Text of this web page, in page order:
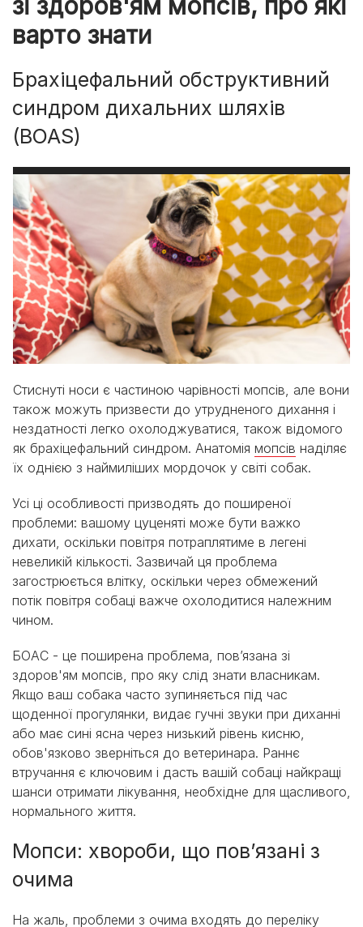
варто знати
Брахіцефальний обструктивний
синдром дихальних шляхів
(BOAS)
Стиснуті носи є частиною чарівності мопсів, але вони
також можуть призвести до утрудненого дихання і
нездатності легко охолоджуватися, також відомого
як брахіцефальний синдром. Анатомія мопсів наділяє
їх однією з наймиліших мордочок у світі собак.
Усі ці особливості призводять до поширеної
проблеми: вашому цуценяті може бути важко
дихати, оскільки повітря потраплятиме в легені
невеликій кількості. Зазвичай ця проблема
загострюється влітку, оскільки через обмежений
потік повітря собаці важче охолодитися належним
чином.
БОАС - це поширена проблема, пов’язана зі
здоров'ям мопсів, про яку слід знати власникам.
Якщо ваш собака часто зупиняється під час
щоденної прогулянки, видає гучні звуки при диханні
або має сині ясна через низький рівень кисню,
обов'язково зверніться до ветеринара. Раннє
втручання є ключовим і дасть вашій собаці найкращі
шанси отримати лікування, необхідне для щасливого,
нормального життя.
Мопси: хвороби, що пов’язані з
очима
На жаль, проблеми з очима входять до переліку